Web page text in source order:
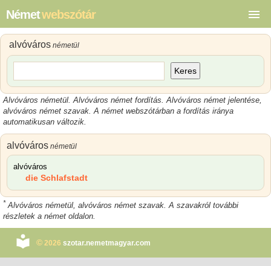
Németwebszótár
alvóváros németül
Keres
Alvóváros németül. Alvóváros német fordítás. Alvóváros német jelentése,
alvóváros német szavak. A német webszótárban a fordítás iránya
automatikusan változik.
alvóváros németül
alvóváros
die Schlafstadt
* Alvóváros németül, alvóváros német szavak. A szavakról további
részletek a német oldalon.
© 2026 szotar.nemetmagyar.com